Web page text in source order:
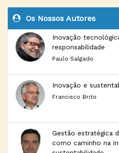
Os Nossos Autores
Inovação
responsabilidade
Paulo Salgado
Inovação e
Francisco Brito
Gestão estratégica
como caminho na